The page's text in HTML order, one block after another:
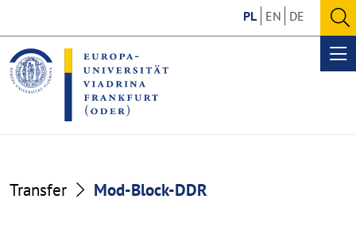
the
content
section
the
footer
section
PL EN DE
Mod-
Transfer Mod-Block-DDR